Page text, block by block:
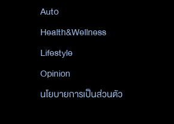
Auto
Health&Wellness
Lifestyle
Opinion
นโยบายการเป็นส่วนตัว